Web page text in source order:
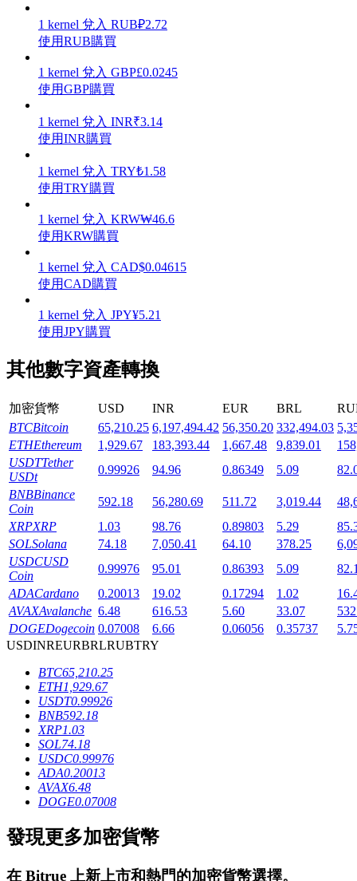
使您的資產穩定增值
一鍵質押鎖定高收益
Launchpool
活期質押獲得熱門資產
鎖倉BTR
輕鬆獲得多重福利
借貸寶
借貸數字貨幣，及時且安全的服務
1 kernel 兌入 RUB₽2.72
使用RUB購買
1 kernel 兌入 GBP£0.0245
使用GBP購買
1 kernel 兌入 INR₹3.14
使用INR購買
1 kernel 兌入 TRY₺1.58
使用TRY購買
1 kernel 兌入 KRW₩46.6
使用KRW購買
1 kernel 兌入 CAD$0.04615
使用CAD購買
1 kernel 兌入 JPY¥5.21
使用JPY購買
其他數字資產轉換
加密貨幣 USD INR EUR BRL
BTCBitcoin 65,210.25 6,197,494.42 56,350.20 332,494.03
ETHEthereum 1,929.67 183,393.44 1,667.48 9,839.01
USDTTether
USDt
0.99926 94.96 0.86349 5.09
BNBBinance
Coin
592.18 56,280.69 511.72 3,019.44
XRPXRP 1.03 98.76 0.89803 5.29
SOLSolana 74.18 7,050.41 64.10 378.25
USDCUSD
Coin
0.99976 95.01 0.86393 5.09
ADACardano 0.20013 19.02 0.17294 1.02
AVAXAvalanche 6.48 616.53 5.60 33.07
DOGEDogecoin 0.07008 6.66 0.06056 0.35737
USDINREURBRLRUBTRY
BTC65,210.25
ETH1,929.67
USDT0.99926
BNB592.18
XRP1.03
SOL74.18
USDC0.99976
ADA0.20013
AVAX6.48
DOGE0.07008
發現更多加密貨幣
在 Bitrue 上新上市和熱門的加密貨幣選擇。